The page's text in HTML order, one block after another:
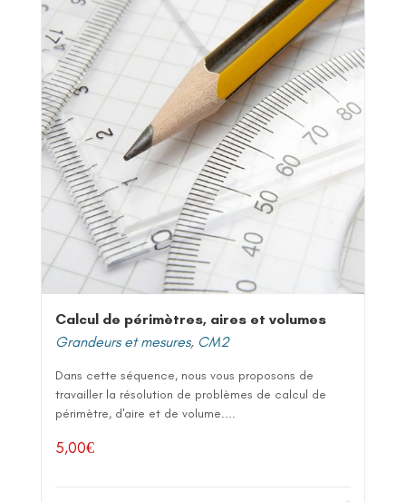
Calcul de périmètres, aires et volumes
Grandeurs et mesures, CM2
Dans cette séquence, nous vous proposons de
travailler la résolution de problèmes de calcul de
périmètre, d'aire et de volume....
5,00€